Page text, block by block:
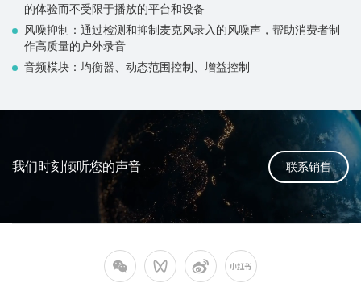
的体验而不受限于播放的平台和设备
风噪抑制：通过检测和抑制麦克风录入的风噪声，帮助消费者制
作高质量的户外录音
音频模块：均衡器、动态范围控制、增益控制
我们时刻倾听您的声音 联系销售